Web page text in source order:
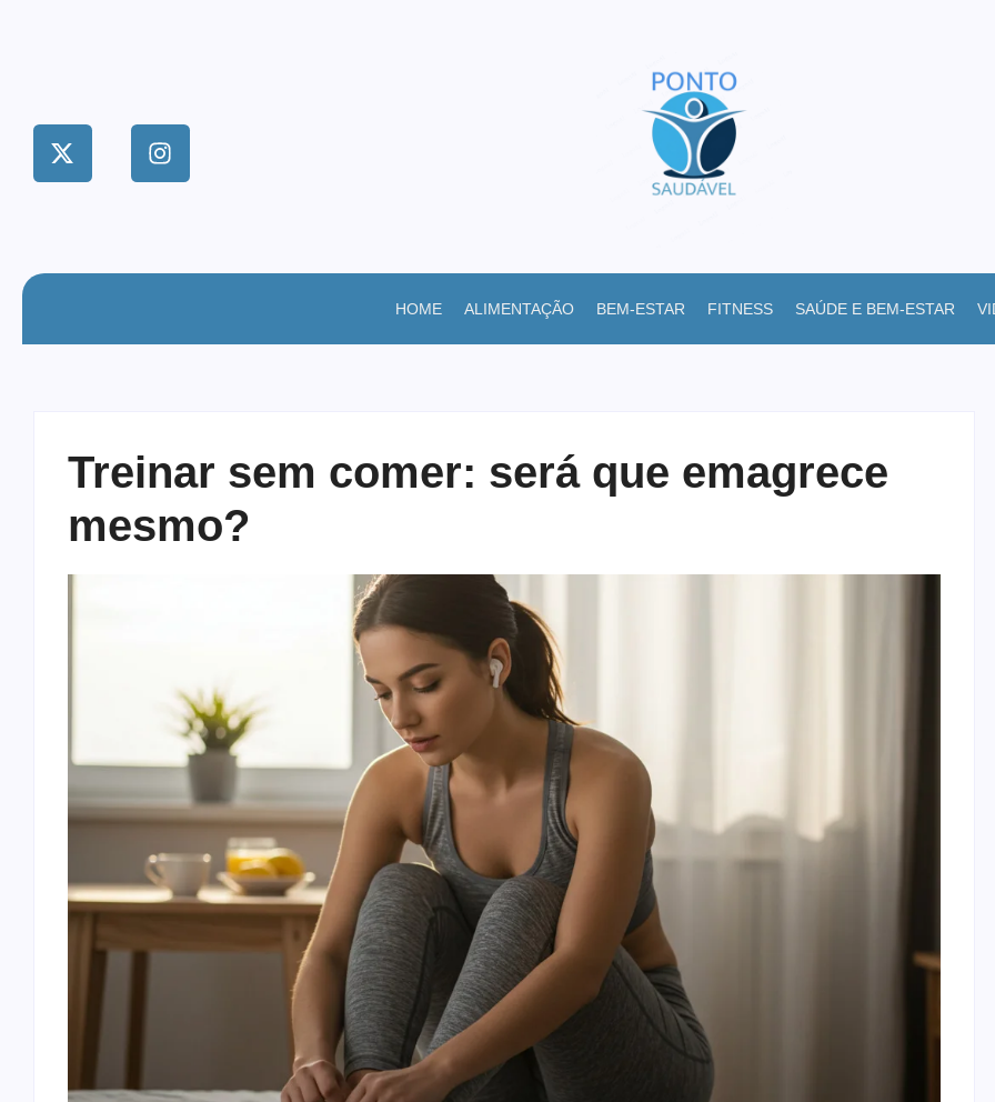
HOME ALIMENTAÇÃO BEM-ESTAR FITNESS SAÚDE E BEM-ESTAR
Treinar sem comer: será que emagrece
mesmo?